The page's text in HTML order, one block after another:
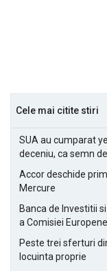
Cele mai citite stiri
SUA au cumparat
deceniu, ca semn
Accor deschide
Mercure
Banca de Investitii
a Comisiei Europene
Peste trei sferturi
locuinta proprie